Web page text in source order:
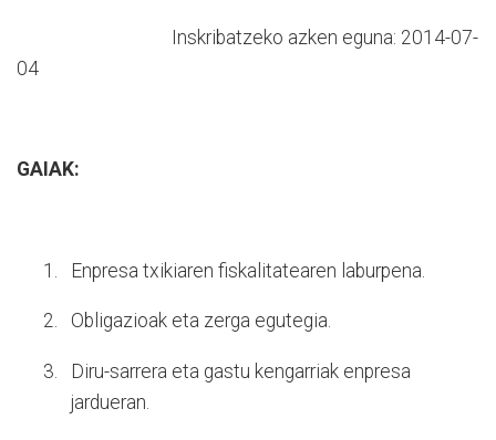
Inskribatzeko azken eguna: 2014-07-
04
GAIAK:
1. Enpresa txikiaren fiskalitatearen laburpena.
2. Obligazioak eta zerga egutegia.
3.
Diru-sarrera eta gastu kengarriak enpresa
jardueran.